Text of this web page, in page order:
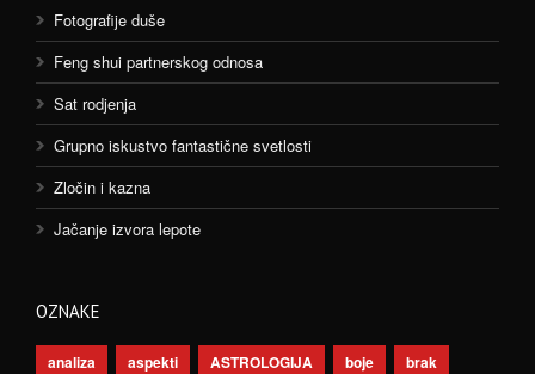
Fotografije duše
Feng shui partnerskog odnosa
Sat rodjenja
Grupno iskustvo fantastične svetlosti
Zločin i kazna
Jačanje izvora lepote
OZNAKE
analiza aspekti ASTROLOGIJA boje
brak